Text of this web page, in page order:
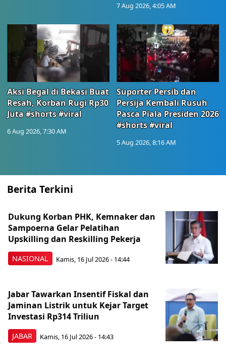
7 Aug 2026, 4:05 AM
Aksi Begal di Bekasi Buat
Resah, Korban Rugi Rp30
Juta #shorts #viral
6 Aug 2026, 7:30 AM
Suporter Persib dan
Persija Kembali Rusuh
Pasca Piala Presiden 2026
#shorts #viral
5 Aug 2026, 8:16 AM
Berita Terkini
NASIONAL
Dukung Korban PHK, Kemnaker dan
Sampoerna Gelar Pelatihan
Upskilling dan Reskilling Pekerja
Kamis, 16 Jul 2026 - 14:44
JABAR
Jabar Tawarkan Insentif Fiskal dan
Jaminan Listrik untuk Kejar Target
Investasi Rp314 Triliun
Kamis, 16 Jul 2026 - 14:43